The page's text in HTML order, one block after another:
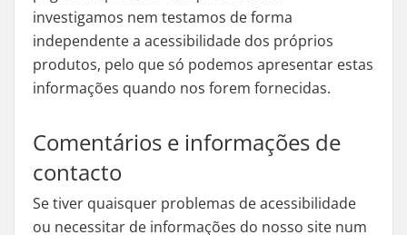
investigamos nem testamos de forma
independente a acessibilidade dos próprios
produtos, pelo que só podemos apresentar estas
informações quando nos forem fornecidas.
Comentários e informações de
contacto
Se tiver quaisquer problemas de acessibilidade
ou necessitar de informações do nosso site num